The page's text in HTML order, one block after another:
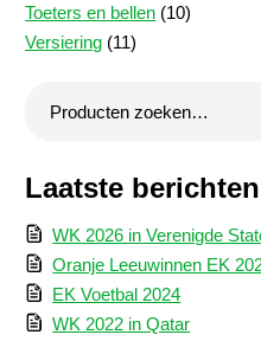
producten
Toeters en bellen 1010
Versiering 1111
Laatste berichten
WK 2026 in Verenigde
Oranje Leeuwinnen EK
EK Voetbal 2024
WK 2022 in Qatar